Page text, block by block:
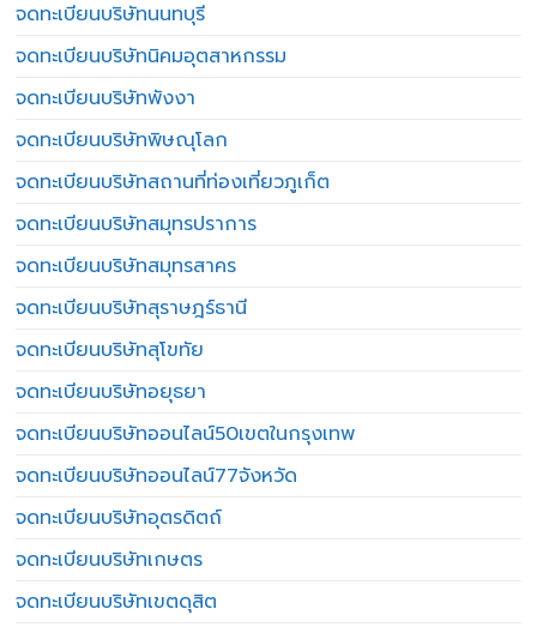
จดทะเบียนบริษัทนนทบุรี
จดทะเบียนบริษัทนิคมอุตสาหกรรม
จดทะเบียนบริษัทพังงา
จดทะเบียนบริษัทพิษณุโลก
จดทะเบียนบริษัทสถานที่ท่องเที่ยวภูเก็ต
จดทะเบียนบริษัทสมุทรปราการ
จดทะเบียนบริษัทสมุทรสาคร
จดทะเบียนบริษัทสุราษฎร์ธานี
จดทะเบียนบริษัทสุโขทัย
จดทะเบียนบริษัทอยุธยา
จดทะเบียนบริษัทออนไลน์50เขตในกรุงเทพ
จดทะเบียนบริษัทออนไลน์77จังหวัด
จดทะเบียนบริษัทอุตรดิตถ์
จดทะเบียนบริษัทเกษตร
จดทะเบียนบริษัทเขตดุสิต